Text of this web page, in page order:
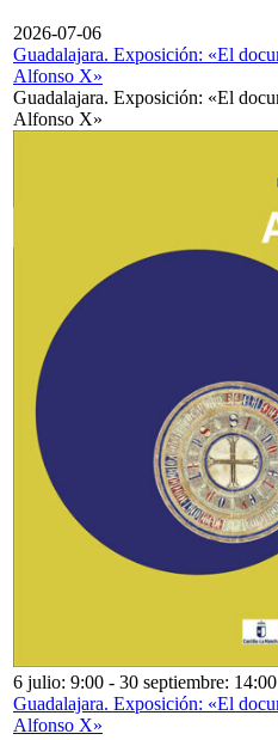
2026-07-06
Guadalajara. Exposición: «El
Alfonso X»
Guadalajara. Exposición: «El
Alfonso X»
6 julio: 9:00 - 30 septiembre: 14:00
Guadalajara. Exposición: «El
Alfonso X»